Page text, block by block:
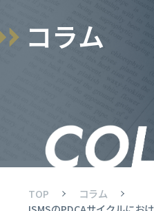
コラム
TOP
コラム